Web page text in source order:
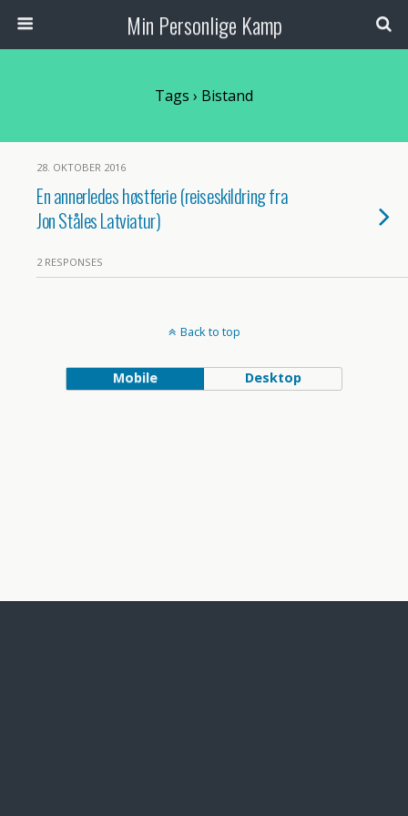
Min Personlige Kamp
Tags › Bistand
28. OKTOBER 2016
En annerledes høstferie (reiseskildring fra
Jon Ståles Latviatur)
2 RESPONSES
Back to top
Mobile Desktop